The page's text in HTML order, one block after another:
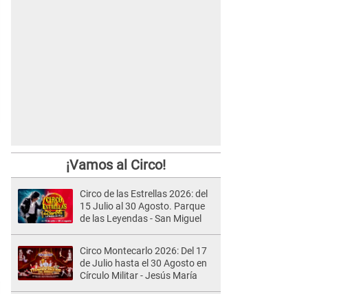
¡Vamos al Circo!
Circo de las Estrellas 2026: del
15 Julio al 30 Agosto. Parque
de las Leyendas - San Miguel
Circo Montecarlo 2026: Del 17
de Julio hasta el 30 Agosto en
Círculo Militar - Jesús María